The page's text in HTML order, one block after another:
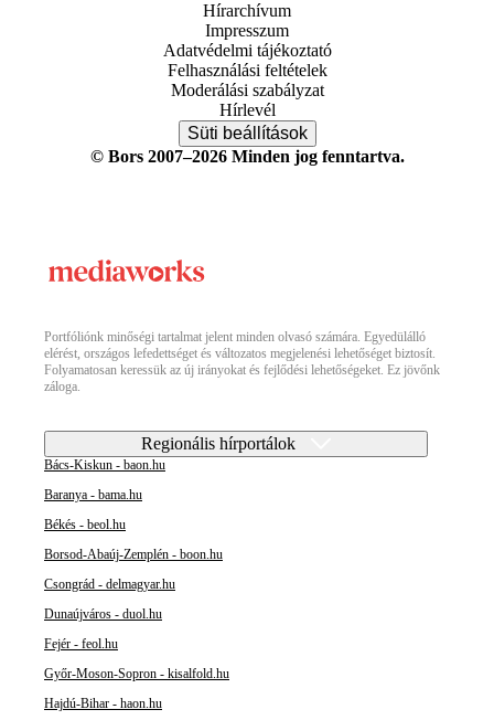
Hírarchívum
Impresszum
Adatvédelmi tájékoztató
Felhasználási feltételek
Moderálási szabályzat
Hírlevél
Süti beállítások
© Bors 2007–2026 Minden jog fenntartva.
Portfóliónk minőségi tartalmat jelent minden olvasó számára. Egyedülálló
elérést, országos lefedettséget és változatos megjelenési lehetőséget biztosít.
Folyamatosan keressük az új irányokat és fejlődési lehetőségeket. Ez jövőnk
záloga.
Regionális hírportálok
Bács-Kiskun - baon.hu
Baranya - bama.hu
Békés - beol.hu
Borsod-Abaúj-Zemplén - boon.hu
Csongrád - delmagyar.hu
Dunaújváros - duol.hu
Fejér - feol.hu
Győr-Moson-Sopron - kisalfold.hu
Hajdú-Bihar - haon.hu